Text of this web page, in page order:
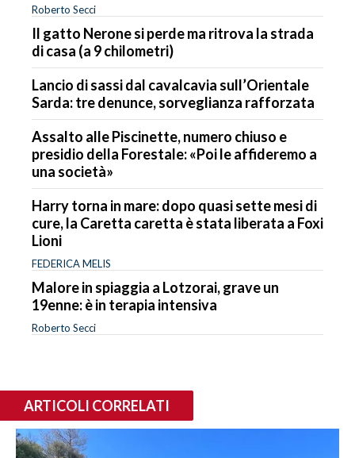
Roberto Secci
Il gatto Nerone si perde ma ritrova la strada
di casa (a 9 chilometri)
Lancio di sassi dal cavalcavia sull’Orientale
Sarda: tre denunce, sorveglianza rafforzata
Assalto alle Piscinette, numero chiuso e
presidio della Forestale: «Poi le affideremo a
una società»
Harry torna in mare: dopo quasi sette mesi di
cure, la Caretta caretta è stata liberata a Foxi
Lioni
FEDERICA MELIS
Malore in spiaggia a Lotzorai, grave un
19enne: è in terapia intensiva
Roberto Secci
ARTICOLI CORRELATI